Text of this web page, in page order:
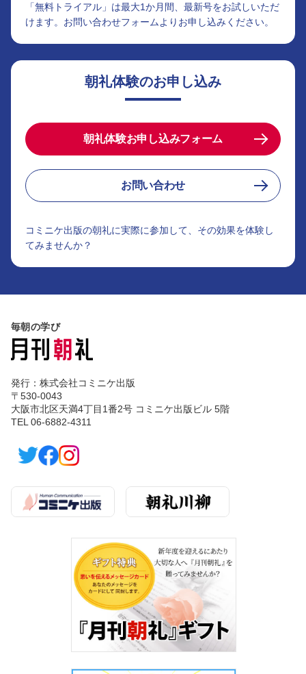
「無料トライアル」は最大1か月間、最新号をお試しいただ
けます。お問い合わせフォームよりお申し込みください。
朝礼体験のお申し込み
朝礼体験お申し込みフォーム
お問い合わせ
コミニケ出版の朝礼に実際に参加して、その効果を体験し
てみませんか？
毎朝の学び
発行：株式会社コミニケ出版
〒530-0043
大阪市北区天満4丁目1番2号 コミニケ出版ビル 5階
TEL 06-6882-4311